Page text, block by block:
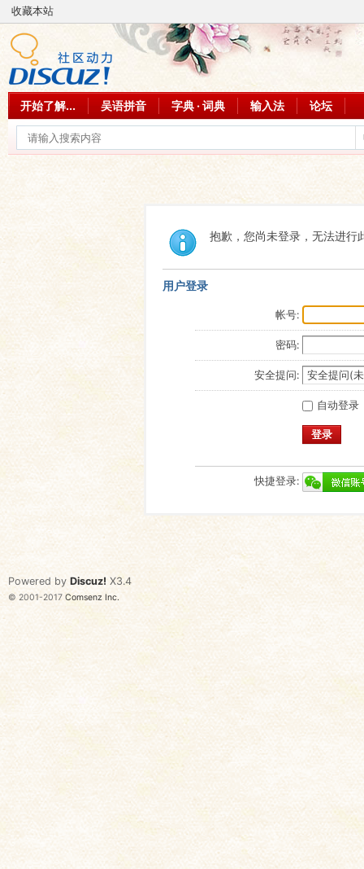
收藏本站
开始了解... 吴语拼音 字典 · 词典 输入法 论坛
抱歉，您尚未登录，无法进行
用户登录
帐号:
密码:
安全提问:
自动登录
登录
快捷登录:
Powered by Discuz! X3.4
© 2001-2017 Comsenz Inc.